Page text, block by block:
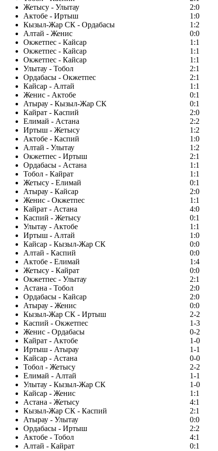
Жетысу - Улытау
2:0
Актобе - Иртыш
1:0
Кызыл-Жар СК - Ордабасы
1:2
Алтай - Женис
0:0
Окжетпес - Кайсар
1:1
Окжетпес - Кайсар
1:1
Окжетпес - Кайсар
1:1
Улытау - Тобол
2:1
Ордабасы - Окжетпес
2:1
Кайсар - Алтай
1:1
Женис - Актобе
0:1
Атырау - Кызыл-Жар СК
0:1
Кайрат - Каспий
2:0
Елимай - Астана
2:2
Иртыш - Жетысу
1:2
Актобе - Каспий
1:0
Алтай - Улытау
1:2
Окжетпес - Иртыш
2:1
Ордабасы - Астана
1:1
Тобол - Кайрат
1:1
Жетысу - Елимай
0:1
Атырау - Кайсар
2:0
Женис - Окжетпес
1:1
Кайрат - Астана
4:0
Каспий - Жетысу
0:1
Улытау - Актобе
1:1
Иртыш - Алтай
1:0
Кайсар - Кызыл-Жар СК
0:0
Алтай - Каспий
0:0
Актобе - Елимай
1:4
Жетысу - Кайрат
0:0
Окжетпес - Улытау
2:1
Астана - Тобол
2:0
Ордабасы - Кайсар
2:0
Атырау - Женис
0:0
Кызыл-Жар СК - Иртыш
2-2
Каспий - Окжетпес
1-3
Женис - Ордабасы
0-2
Кайрат - Актобе
1-0
Иртыш - Атырау
1-1
Кайсар - Астана
0-0
Тобол - Жетысу
2-2
Елимай - Алтай
1-1
Улытау - Кызыл-Жар СК
1-0
Кайсар - Женис
1:1
Астана - Жетысу
4:1
Кызыл-Жар СК - Каспий
2:1
Атырау - Улытау
0:0
Ордабасы - Иртыш
2:2
Актобе - Тобол
4:1
Алтай - Кайрат
0:1